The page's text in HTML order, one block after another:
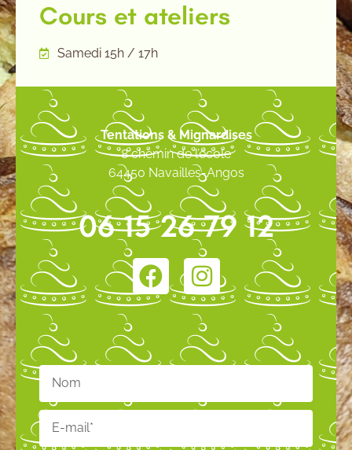
Cours et ateliers
Samedi 15h / 17h
Tentations & Mignardises
8 chemin de l’école
64450 Navailles-Angos
06 15 26 79 12